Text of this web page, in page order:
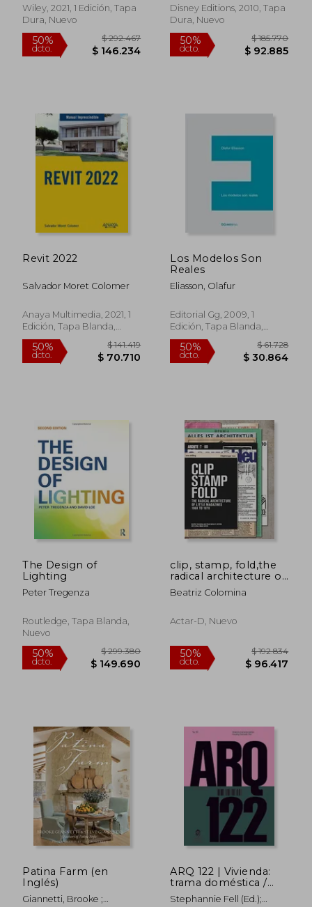
6% $ 29.900 50% $
Wiley, 2021, 1 Edición, Tapa
Dura, Nuevo
50%
dcto.
$ 292.467
$ 146.234
Disney Imagineering
Book) (en Inglés)
Disney Editions, 2010, Tapa
Dura, Nuevo
50%
dcto.
Revit 2022
Salvador Moret Colomer
Anaya Multimedia, 2021, 1
Edición, Tapa Blanda,
Nuevo
Los Modelos Son
Reales
Eliasson, Olafur
Editorial Gg, 2009, 1
Edición, Tapa Blanda,
Nuevo
The Design of
Lighting
Peter Tregenza
Routledge, Tapa Blanda,
Nuevo
clip, stamp, fold,the
radical architecture of
little magazines 196x
- 197x
Beatriz Colomina
Actar-D, Nuevo
Patina Farm (en
Inglés)
Giannetti, Brooke ;
ARQ 122 | Vivienda:
trama doméstica /
Housing: Domestic
Stephannie Fell (ed.);